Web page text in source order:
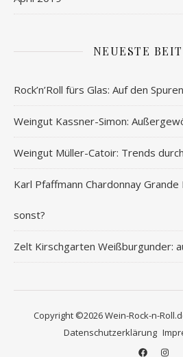
NEUESTE
Rock’n’Roll fürs Glas: Auf den
Weingut Kassner-Simon:
Weingut Müller-Catoir: Trends
Karl Pfaffmann Chardonnay
sonst?
Zelt Kirschgarten Weißburgunder:
Copyright ©2026 Wein-Rock-n-
Datenschutzerklärung